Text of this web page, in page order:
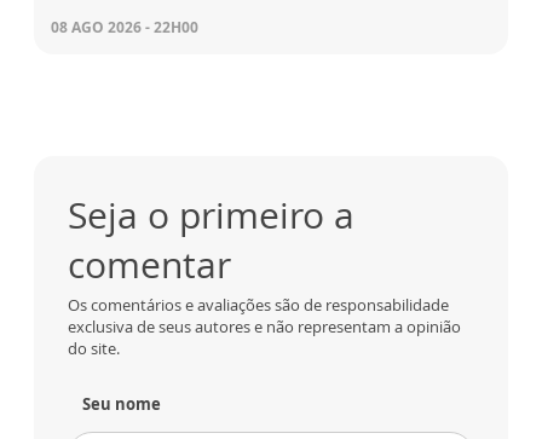
08 AGO 2026 - 22H00
Seja o primeiro a
comentar
Os comentários e avaliações são de responsabilidade
exclusiva de seus autores e não representam a opinião
do site.
Seu nome